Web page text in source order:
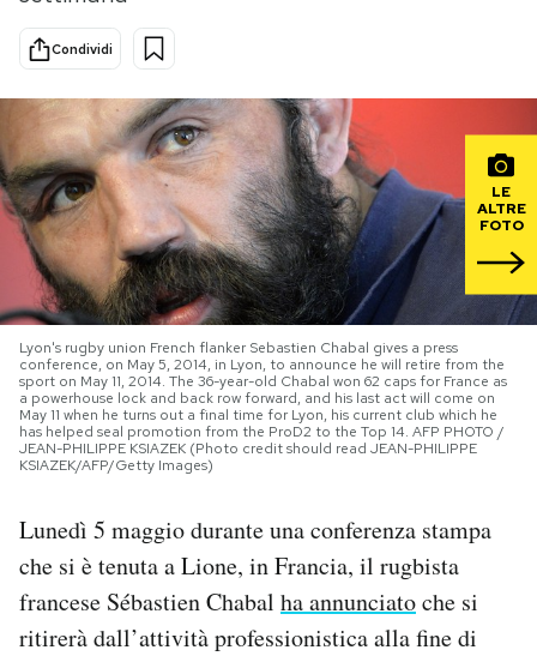
Scienza
Economia
Sport
Altrecose
Mondiali calcio 2026
PODCAST
NEWSLETTER
I MIEI PREFERITI
CALENDARIO
Condividi
LE
ALTRE
FOTO
Lyon's rugby union French flanker Sebastien Chabal gives a press
conference, on May 5, 2014, in Lyon, to announce he will retire from the
sport on May 11, 2014. The 36-year-old Chabal won 62 caps for France as
a powerhouse lock and back row forward, and his last act will come on
May 11 when he turns out a final time for Lyon, his current club which he
has helped seal promotion from the ProD2 to the Top 14. AFP PHOTO /
JEAN-PHILIPPE KSIAZEK (Photo credit should read JEAN-PHILIPPE
KSIAZEK/AFP/Getty Images)
Lunedì 5 maggio durante una conferenza stampa
che si è tenuta a Lione, in Francia, il rugbista
francese Sébastien Chabal ha annunciatoche si
ritirerà dall’attività professionistica alla fine di